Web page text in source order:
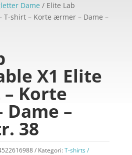
Dame / Elite Lab
T-shirt – Korte ærmer – Dame –
X1 Elite
Korte
–
38
Kategori:T-shirts /